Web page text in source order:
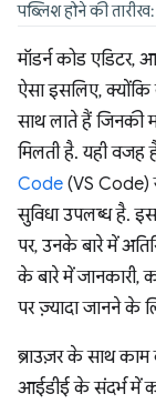
पब्लिश होने की
मॉडर्न कोड एडिटर,
ऐसा इसलिए,
साथ लाते हैं
मिलती है. यही वजह
Code (VS Code)
सुविधा उपलब्ध है.
पर, उनके बारे में
के बारे में जानकारी,
पर ज़्यादा जानने के
ब्राउज़र के साथ काम
आईडीई के संदर्भ में